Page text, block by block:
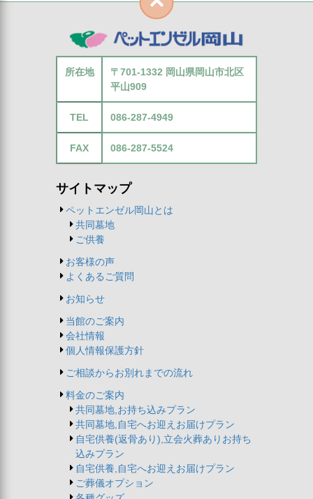
所在地
〒701-1332 岡山県岡山市北区
平山909
TEL 086-287-4949
FAX 086-287-5524
サイトマップ
ペットエンゼル岡山とは
共同墓地
ご供養
お客様の声
よくあるご質問
お知らせ
当館のご案内
会社情報
個人情報保護方針
ご相談からお別れまでの流れ
料金のご案内
共同墓地,お持ち込みプラン
共同墓地,自宅へお迎えお届けプラン
自宅供養(返骨あり),立会火葬ありお持ち
込みプラン
自宅供養,自宅へお迎えお届けプラン
ご葬儀オプション